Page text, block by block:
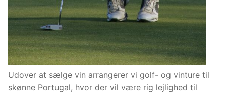
Udover at sælge vin arrangerer vi golf- og vinture til
skønne Portugal, hvor der vil være rig lejlighed til